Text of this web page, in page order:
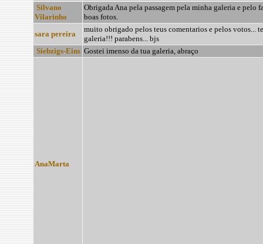
Silvano
Vilarinho
Obrigada Ana pela passagem pela minha galeria e pelo
boas fotos.
sara pereira
muito obrigado pelos teus comentarios e pelos votos...
galeria!!! parabens... bjs
Siebzigs-Eins Gostei imenso da tua galeria, abraço
AnaMarta